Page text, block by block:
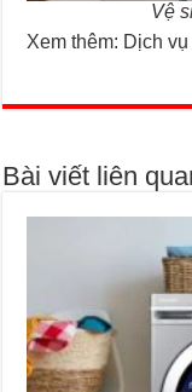
Vệ
Xem thêm: Dịch
Bài viết liên